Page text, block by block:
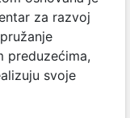
za razvoj
preduzećima,
svoje